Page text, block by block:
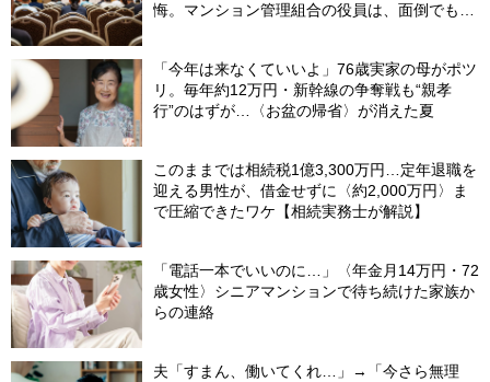
悔。マンション管理組合の役員は、面倒でも自
「今年は来なくていいよ」76歳実家の母がポツ
リ。毎年約12万円・新幹線の争奪戦も“親孝
行”のはずが…〈お盆の帰省〉が消えた夏
このままでは相続税1億3,300万円…定年退職を
迎える男性が、借金せずに〈約2,000万円〉ま
で圧縮できたワケ【相続実務士が解説】
「電話一本でいいのに…」〈年金月14万円・72
歳女性〉シニアマンションで待ち続けた家族か
らの連絡
夫「すまん、働いてくれ…」→「今さら無理